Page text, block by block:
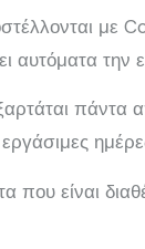
με
αυτόματα την
πάντα
που είναι